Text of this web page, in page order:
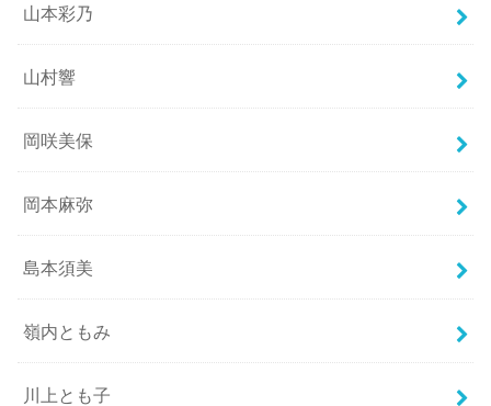
山本彩乃
山村響
岡咲美保
岡本麻弥
島本須美
嶺内ともみ
川上とも子